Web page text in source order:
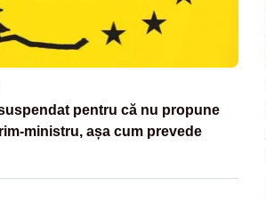
pentru că nu propune
ministru, așa cum prevede